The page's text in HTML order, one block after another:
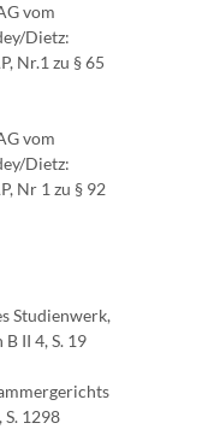
vom
Dietz:
Nr.1 zu § 65
vom
Dietz:
Nr 1 zu § 92
Studienwerk,
II 4, S. 19
S. 1298